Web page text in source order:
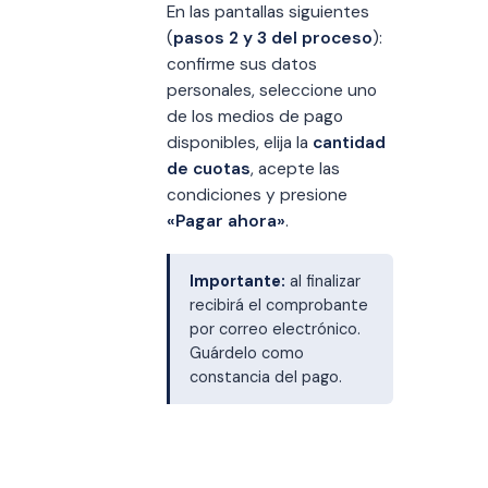
En las pantallas siguientes
(pasos 2 y 3 del proceso):
confirme sus datos
personales, seleccione uno
de los medios de pago
disponibles, elija la cantidad
de cuotas, acepte las
condiciones y presione
«Pagar ahora».
Importante: al finalizar
recibirá el comprobante
por correo electrónico.
Guárdelo como
constancia del pago.